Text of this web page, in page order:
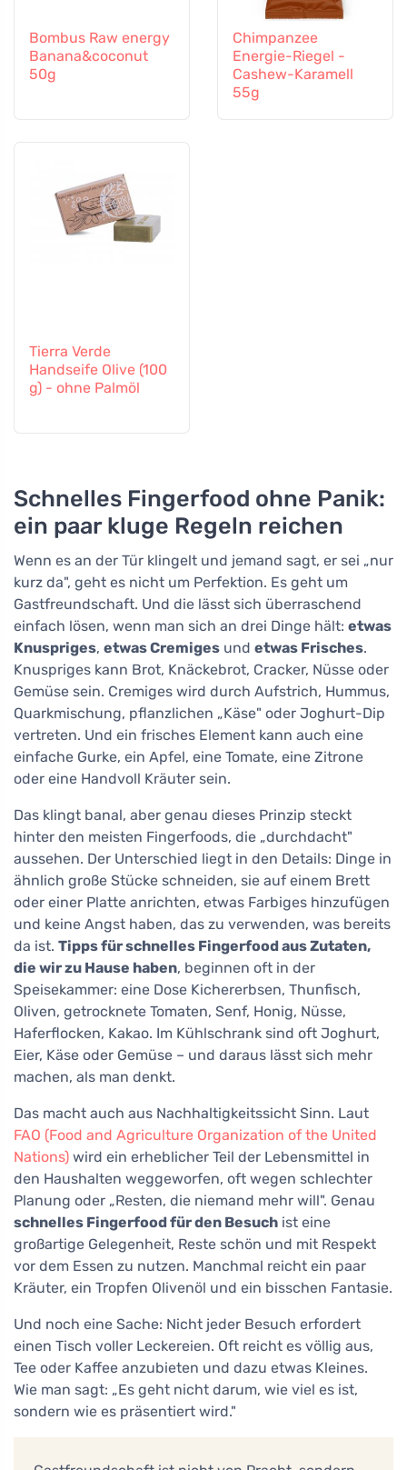
Bombus Raw energy
Banana&coconut
50g
Chimpanzee
Energie-Riegel -
Cashew-Karamell
55g
Tierra Verde
Handseife Olive (100
g) - ohne Palmöl
Schnelles Fingerfood ohne Panik:
ein paar kluge Regeln reichen
Wenn es an der Tür klingelt und jemand sagt, er sei „nur
kurz da", geht es nicht um Perfektion. Es geht um
Gastfreundschaft. Und die lässt sich überraschend
einfach lösen, wenn man sich an drei Dinge hält: etwas
Knuspriges, etwas Cremiges und etwas Frisches.
Knuspriges kann Brot, Knäckebrot, Cracker, Nüsse oder
Gemüse sein. Cremiges wird durch Aufstrich, Hummus,
Quarkmischung, pflanzlichen „Käse" oder Joghurt-Dip
vertreten. Und ein frisches Element kann auch eine
einfache Gurke, ein Apfel, eine Tomate, eine Zitrone
oder eine Handvoll Kräuter sein.
Das klingt banal, aber genau dieses Prinzip steckt
hinter den meisten Fingerfoods, die „durchdacht"
aussehen. Der Unterschied liegt in den Details: Dinge in
ähnlich große Stücke schneiden, sie auf einem Brett
oder einer Platte anrichten, etwas Farbiges hinzufügen
und keine Angst haben, das zu verwenden, was bereits
da ist. Tipps für schnelles Fingerfood aus Zutaten,
die wir zu Hause haben, beginnen oft in der
Speisekammer: eine Dose Kichererbsen, Thunfisch,
Oliven, getrocknete Tomaten, Senf, Honig, Nüsse,
Haferflocken, Kakao. Im Kühlschrank sind oft Joghurt,
Eier, Käse oder Gemüse – und daraus lässt sich mehr
machen, als man denkt.
Das macht auch aus Nachhaltigkeitssicht Sinn. Laut
FAO (Food and Agriculture Organization of the United
Nations) wird ein erheblicher Teil der Lebensmittel in
den Haushalten weggeworfen, oft wegen schlechter
Planung oder „Resten, die niemand mehr will". Genau
schnelles Fingerfood für den Besuch ist eine
großartige Gelegenheit, Reste schön und mit Respekt
vor dem Essen zu nutzen. Manchmal reicht ein paar
Kräuter, ein Tropfen Olivenöl und ein bisschen Fantasie.
Und noch eine Sache: Nicht jeder Besuch erfordert
einen Tisch voller Leckereien. Oft reicht es völlig aus,
Tee oder Kaffee anzubieten und dazu etwas Kleines.
Wie man sagt: „Es geht nicht darum, wie viel es ist,
sondern wie es präsentiert wird."